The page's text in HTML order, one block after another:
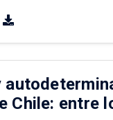
Chile: entre